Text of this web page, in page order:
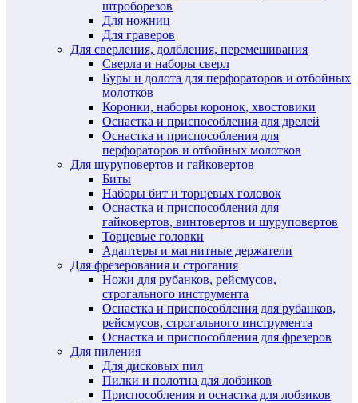
штроборезов
Для ножниц
Для граверов
Для сверления, долбления, перемешивания
Сверла и наборы сверл
Буры и долота для перфораторов и отбойных
молотков
Коронки, наборы коронок, хвостовики
Оснастка и приспособления для дрелей
Оснастка и приспособления для
перфораторов и отбойных молотков
Для шуруповертов и гайковертов
Биты
Наборы бит и торцевых головок
Оснастка и приспособления для
гайковертов, винтовертов и шуруповертов
Торцевые головки
Адаптеры и магнитные держатели
Для фрезерования и строгания
Ножи для рубанков, рейсмусов,
строгального инструмента
Оснастка и приспособления для рубанков,
рейсмусов, строгального инструмента
Оснастка и приспособления для фрезеров
Для пиления
Для дисковых пил
Пилки и полотна для лобзиков
Приспособления и оснастка для лобзиков